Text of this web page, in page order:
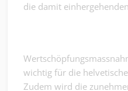
die damit einhergehenden
wichtig für die
Zudem wird die